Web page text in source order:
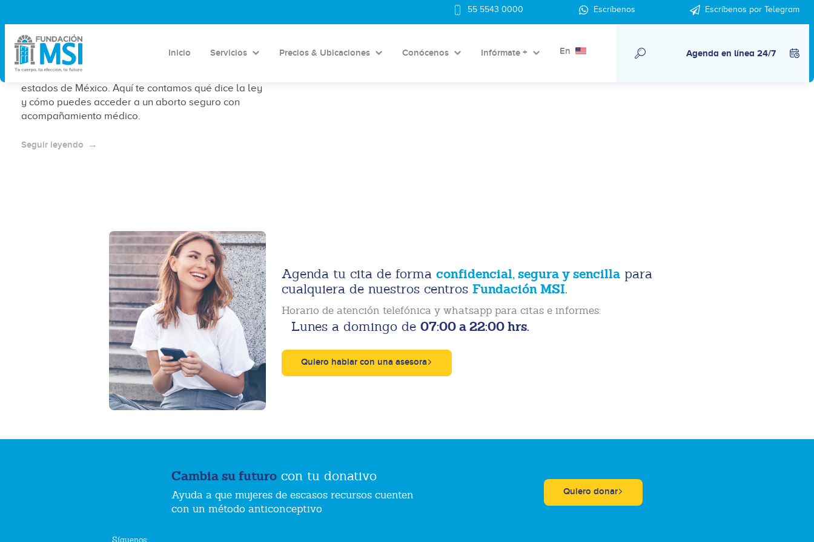
55 5543 0000 Escríbenos Escríbenos por Telegram
Inicio Servicios Precios & Ubicaciones Conócenos Infórmate + En Agenda en línea 24/7
¿A las cuántas semanas es legal el
aborto en México?
El aborto es legal hasta las 12 semanas en varios
estados de México. Aquí te contamos qué dice la ley
y cómo puedes acceder a un aborto seguro con
acompañamiento médico.
Seguir leyendo
Agenda tu cita de forma confidencial, segura y sencillapara
cualquiera de nuestros centros Fundación MSI.
Horario de atención telefónica y whatsapp para citas e informes:
Lunes a domingo de 07:00 a 22:00 hrs.
Quiero hablar con una asesora
Cambia su futuro con tu donativo
Ayuda a que mujeres de escasos recursos cuenten
con un método anticonceptivo
Quiero donar